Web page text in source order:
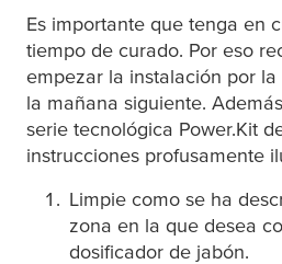
Es importante que tenga en
tiempo de curado. Por eso
empezar la instalación por
la mañana siguiente.
serie tecnológica Power.Kit
instrucciones profusamente
Limpie como se ha
zona en la que desea
dosificador de jabón.